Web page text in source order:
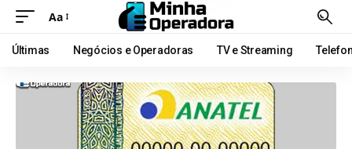
Aa
Últimas Negócios e Operadoras TV e Streaming